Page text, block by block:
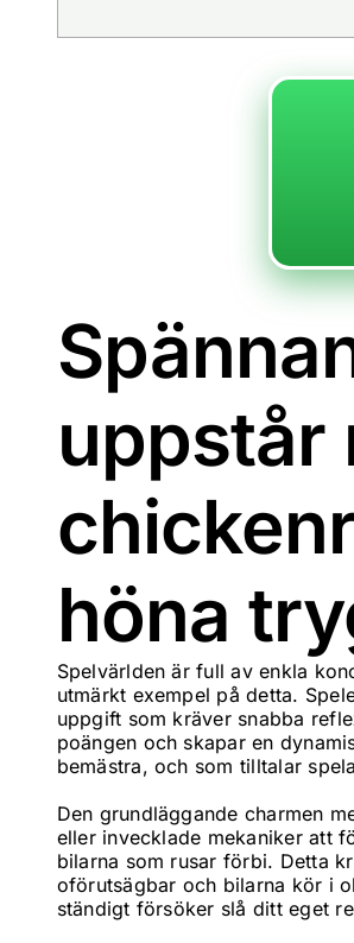
uppstår
höna
Spelvärlden är full av enkla
utmärkt exempel på detta.
uppgift som kräver snabba
poängen och skapar en
bemästra, och som tilltalar
Den grundläggande charmen
eller invecklade mekaniker att
bilarna som rusar förbi. Detta
oförutsägbar och bilarna kör i
ständigt försöker slå ditt eget